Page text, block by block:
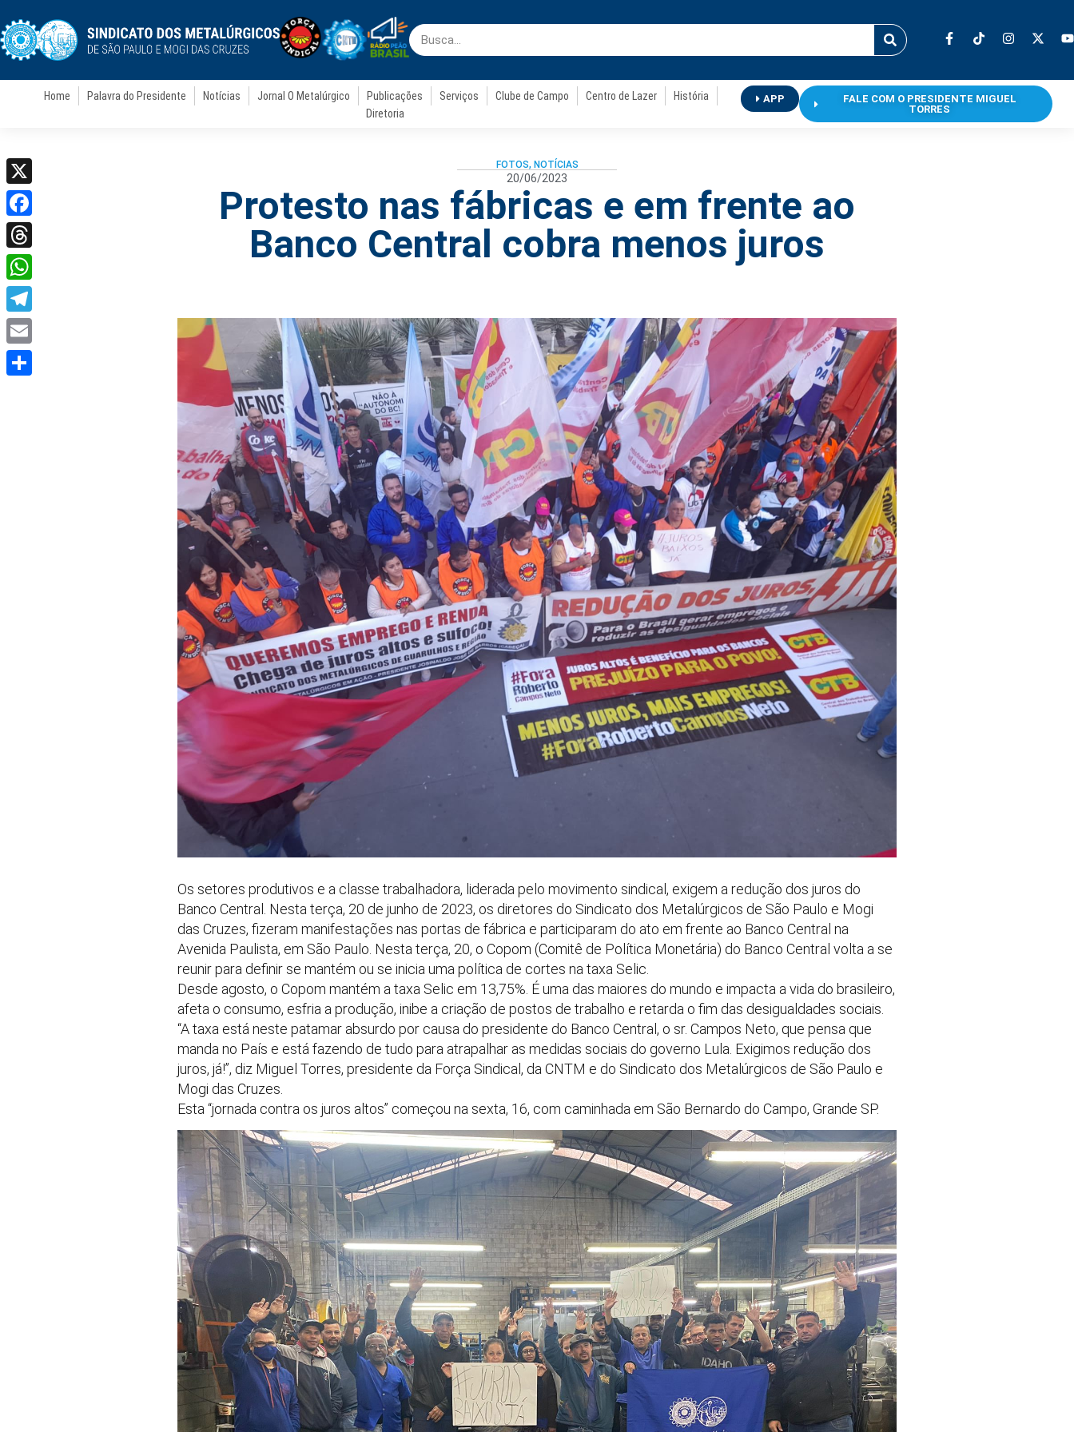
Home Palavra do Presidente Notícias Jornal O Metalúrgico Publicações Serviços Clube de Campo Centro de Lazer
História
Diretoria
APP
FALE COM O PRESIDENTE MIGUEL
TORRES
FOTOS, NOTÍCIAS
20/06/2023
Protesto nas fábricas e em frente ao
Banco Central cobra menos juros
Os setores produtivos e a classe trabalhadora, liderada pelo movimento sindical, exigem a redução dos juros do
Banco Central. Nesta terça, 20 de junho de 2023, os diretores do Sindicato dos Metalúrgicos de São Paulo e Mogi
das Cruzes, fizeram manifestações nas portas de fábrica e participaram do ato em frente ao Banco Central na
Avenida Paulista, em São Paulo. Nesta terça, 20, o Copom (Comitê de Política Monetária) do Banco Central volta a se
reunir para definir se mantém ou se inicia uma política de cortes na taxa Selic.
Desde agosto, o Copom mantém a taxa Selic em 13,75%. É uma das maiores do mundo e impacta a vida do brasileiro,
afeta o consumo, esfria a produção, inibe a criação de postos de trabalho e retarda o fim das desigualdades sociais.
“A taxa está neste patamar absurdo por causa do presidente do Banco Central, o sr. Campos Neto, que pensa que
manda no País e está fazendo de tudo para atrapalhar as medidas sociais do governo Lula. Exigimos redução dos
juros, já!”, diz Miguel Torres, presidente da Força Sindical, da CNTM e do Sindicato dos Metalúrgicos de São Paulo e
Mogi das Cruzes.
Esta “jornada contra os juros altos” começou na sexta, 16, com caminhada em São Bernardo do Campo, Grande SP.
X
Facebook
Threads
WhatsApp
Telegram
Email